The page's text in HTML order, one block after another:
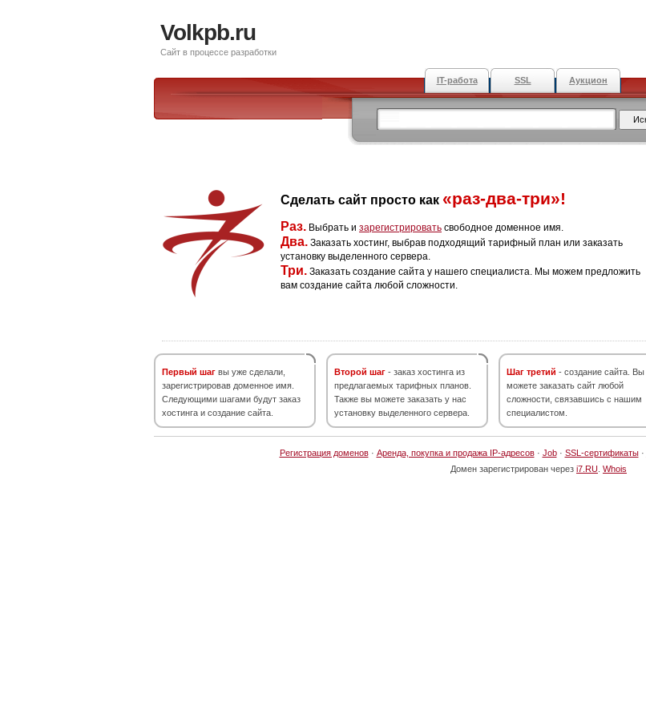
Volkpb.ru
Сайт в процессе разработки
IT-работа SSL Аукцион
Сделать сайт просто как «раз-два-три»!
Раз. Выбрать и зарегистрировать свободное доменное имя.
Два. Заказать хостинг, выбрав подходящий тарифный план или заказать
установку выделенного сервера.
Три. Заказать создание сайта у нашего специалиста. Мы можем предложить
вам создание сайта любой сложности.
Первый шаг вы уже сделали,
зарегистрировав доменное имя.
Следующими шагами будут заказ
хостинга и создание сайта.
Второй шаг - заказ хостинга из
предлагаемых тарифных планов.
Также вы можете заказать у нас
установку выделенного сервера.
Шаг третий - создание сайта. Вы
можете заказать сайт любой
сложности, связавшись с нашим
специалистом.
Регистрация доменов· Аренда, покупка и продажа IP-адресов· Job· SSL-сертификаты·
Домен зарегистрирован через i7.RU Whois